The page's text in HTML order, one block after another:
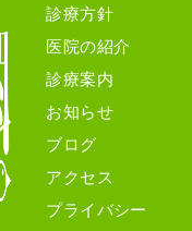
診療方針
医院の紹介
診療案内
お知らせ
ブログ
アクセス
プライバシー